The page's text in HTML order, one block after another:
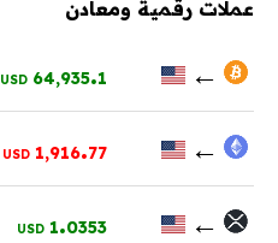
عملات رقمية ومعادن
←
64,935.1
USD
←
1,916.77
USD
←
1.0353
USD